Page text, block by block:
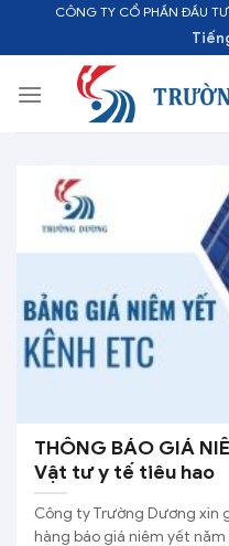
CÔNG TY CỔ PHẦN ĐẦU
THÔNG BÁO GIÁ
Vật tư y tế tiêu hao
Công ty Trường Dương xin
hàng báo giá niêm yết